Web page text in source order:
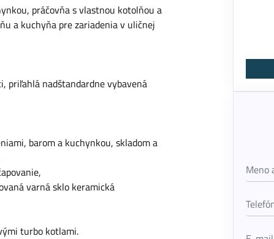
práčovňa s vlastnou kotolňou a
a kuchyňa pre zariadenia v uličnej
priľahlá nadštandardne vybavená
barom a kuchynkou, skladom a
varná sklo keramická
turbo kotlami.